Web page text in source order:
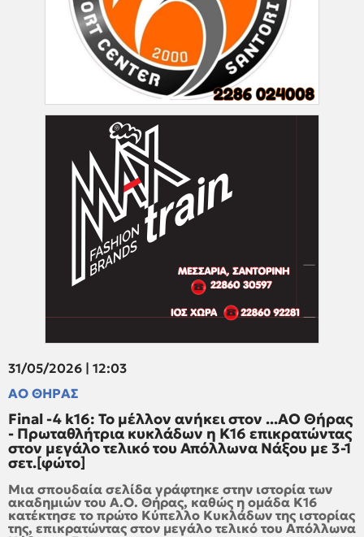
31/05/2026 | 12:03
ΑΟ ΘΗΡΑΣ
Final -4 k16: Το μέλλον ανήκει στον ...ΑΟ Θήρας
- Πρωταθλήτρια κυκλάδων η Κ16 επικρατώντας
στον μεγάλο τελικό του Απόλλωνα Νάξου με 3-1
σετ.[φώτο]
Μια σπουδαία σελίδα γράφτηκε στην ιστορία των
ακαδημιών του Α.Ο. Θήρας, καθώς η ομάδα Κ16
κατέκτησε το πρώτο Κύπελλο Κυκλάδων της ιστορίας
της, επικρατώντας στον μεγάλο τελικό του Απόλλωνα